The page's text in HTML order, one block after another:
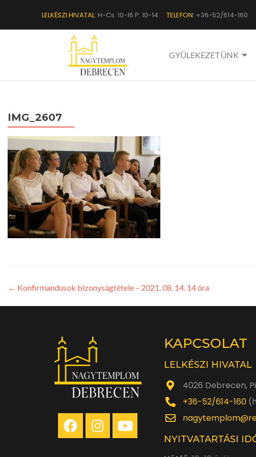
LELKÉSZI HIVATAL: H-Cs: 10-16 P: 10-14 TELEFON: +36-52/614-160
GYÜLEKEZETÜNK
IMG_2607
← Konfirmandusok bizonyságtétele – 2021. 08. 14. 14 óra
KAPCSOLAT
LELKÉSZI HIVATAL
4026 Debrecen,
+36-52/614-160
NYITVATARTÁSI